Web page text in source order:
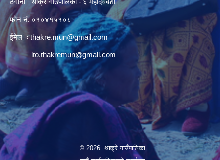
फोन नं. ०१०४१५१०८
ईमेल ःthakre.mun@gmail.com
ito.thakremun@gmail.com
© 2026 थाक्रे गाउँपालिका